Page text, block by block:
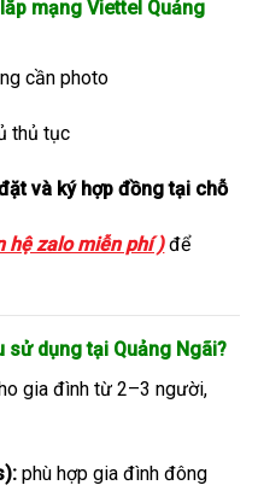
mạng Viettel Quảng
cần photo
thủ tục
và ký hợp đồng tại chỗ
hệ zalo miễn phí ) để
sử dụng tại Quảng Ngãi?
gia đình từ 2–3 người,
phù hợp gia đình đông